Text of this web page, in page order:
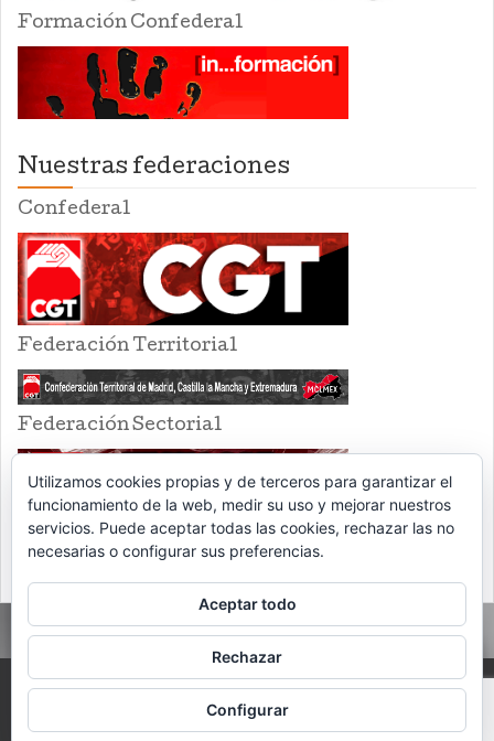
Formación Confederal
Nuestras federaciones
Confederal
Federación Territorial
Federación Sectorial
PROUDLY POWERED BY WORDPRESS THEME: EVENTBRITE SINGLE EVENT
Utilizamos cookies propias y de terceros para garantizar el
funcionamiento de la web, medir su uso y mejorar nuestros
servicios. Puede aceptar todas las cookies, rechazar las no
necesarias o configurar sus preferencias.
Aceptar todo
Rechazar
Configurar